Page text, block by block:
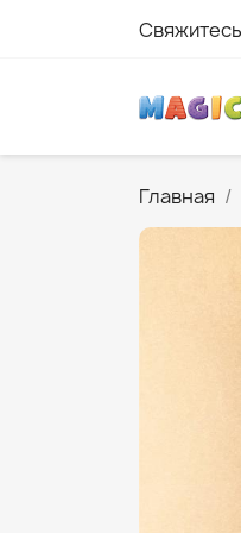
Главная